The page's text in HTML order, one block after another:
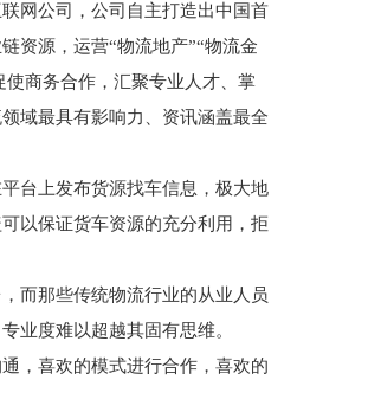
网公司，公司自主打造出中国首
资源，运营“物流地产”“物流金
使商务合作，汇聚专业人才、掌
域最具有影响力、资讯涵盖最全
台上发布货源找车信息，极大地
以保证货车资源的充分利用，拒
而那些传统物流行业的从业人员
业度难以超越其固有思维。
，喜欢的模式进行合作，喜欢的